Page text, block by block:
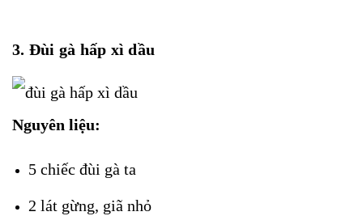
3. Đùi gà hấp xì dầu
Nguyên liệu:
5 chiếc đùi gà ta
2 lát gừng, giã nhỏ